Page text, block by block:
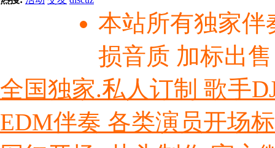
本站所有独家伴
损音质 加标出
全国独家.私人订制 歌手
EDM伴奏 各类演员开场